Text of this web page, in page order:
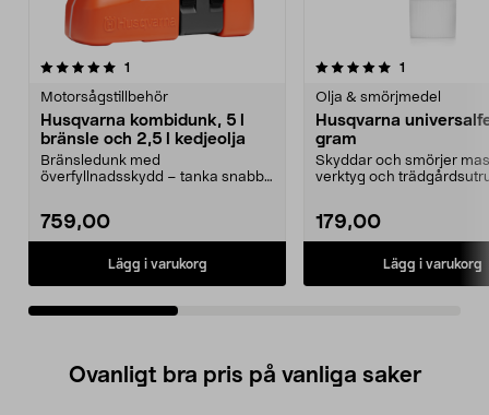
1
Motorsågstillbehör
Husqvarna kombidunk, 5 l
bränsle och 2,5 l kedjeolja
Bränsledunk med
överfyllnadsskydd – tanka snabbt
759,00
Lägg i varukorg
5.0av 5 stjärnor 1
Olja & smörjmedel
Husqvarna
gram
Skyddar och smörjer
verktyg och
179,00
Lägg i varukorg
0.0 av 5 stjärnor
Ovanligt bra pris på vanliga saker